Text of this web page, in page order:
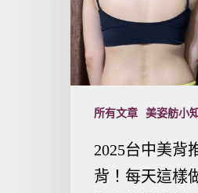
所有文章 美姿舫小
2025台中美背
背！每天這樣